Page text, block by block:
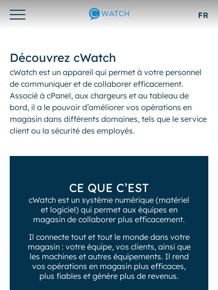
Otwórz/zamknij
FR
Découvrez cWatch
cWatch est un appareil qui permet à votre personnel
de communiquer et de collaborer efficacement.
Associé à cPanel, aux chargeurs et au tableau de
bord, il a le pouvoir d’améliorer vos opérations en
magasin dans différents domaines, tels que le service
client ou la sécurité des employés.
CE QUE C’EST
cWatch est un système numérique (matériel
et logiciel) qui permet aux équipes en
magasin de collaborer plus efficacement.
Il connecte tout et tout le monde dans votre
magasin : votre équipe, vos clients, ainsi que
les machines et autres équipements. Il rend
vos opérations en magasin plus efficaces,
plus fiables et génère plus de revenus.